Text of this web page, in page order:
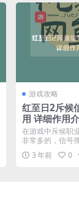
游戏攻略
红至日2斥候
用 详细作用
在游戏中斥候职
非常多的，信号
个，那么红至日2
3 年前 0